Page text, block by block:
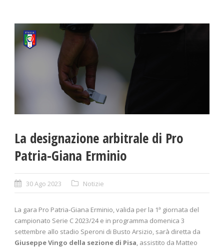
La designazione arbitrale di Pro
Patria-Giana Erminio
30 Ago 2023 Notizie
La gara Pro Patria-Giana Erminio, valida per la 1ª giornata del
campionato Serie C 2023/24 e in programma domenica 3
settembre allo stadio Speroni di Busto Arsizio, sarà diretta da
Giuseppe Vingo della sezione di Pisa, assistito da Matteo